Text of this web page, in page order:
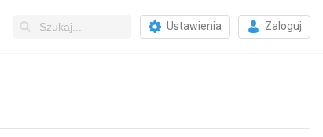
Ustawienia Zaloguj